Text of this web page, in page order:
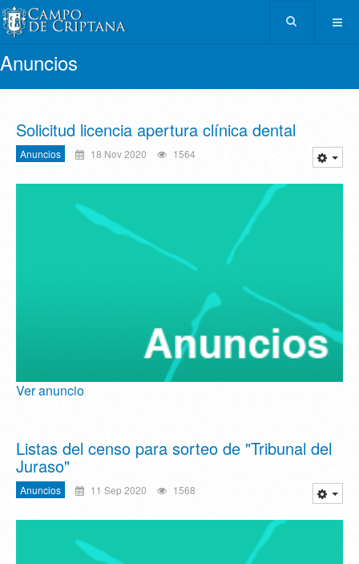
Anuncios
Solicitud licencia apertura clínica dental
Anuncios 18 Nov 2020 1564
Ver anuncio
Listas del censo para sorteo de "Tribunal del
Juraso"
Anuncios 11 Sep 2020 1568